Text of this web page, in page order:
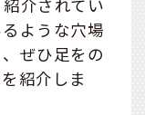
介されてい
ような穴場
ぜひ足をの
紹介しま